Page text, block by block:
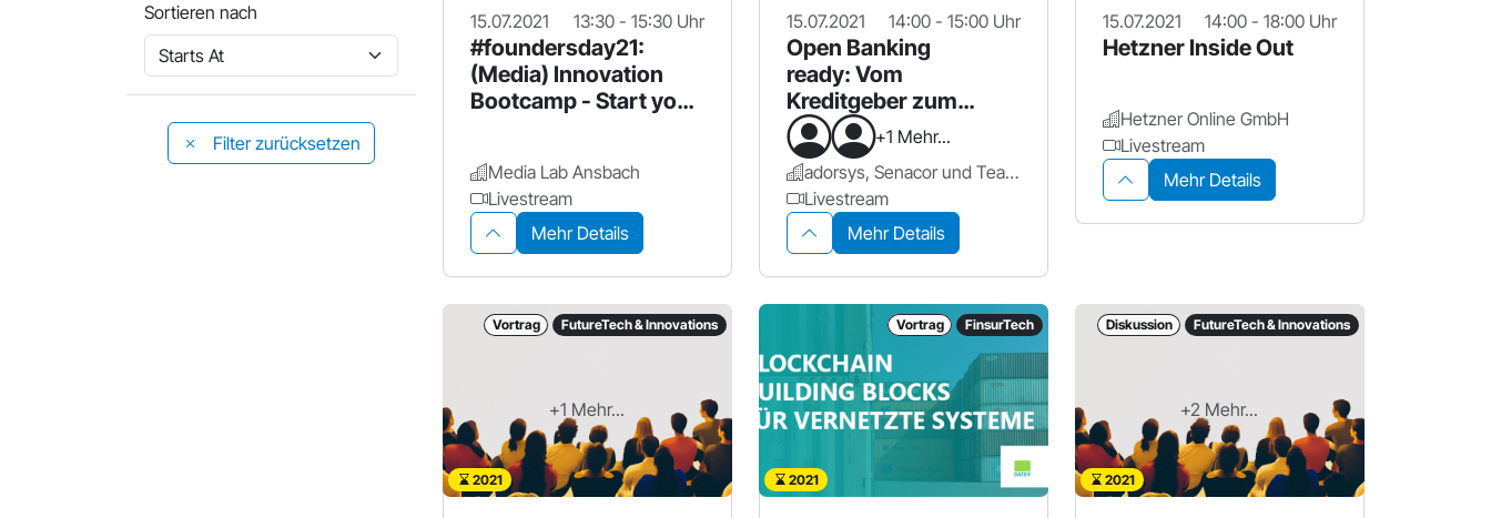
Sortieren nach
Filter zurücksetzen
15.07.2021 13:30 - 15:30 Uhr
#foundersday21:
(Media) Innovation
Bootcamp - Start your
Media Lab Ansbach
Livestream
Mehr Details
15.07.2021 14:00 - 15:00 Uhr
Open Banking
ready: Vom
Kreditgeber zum
Liquiditätsbegleiter
+1 Mehr...
adorsys, Senacor und TeamBank
Livestream
Mehr Details
15.07.2021 14:00 - 18:00 Uhr
Hetzner Inside Out
Hetzner Online GmbH
Livestream
Mehr Details
+1 Mehr...
Vortrag FutureTech & Innovations
2021
Vortrag FinsurTech
2021
+2 Mehr...
Diskussion FutureTech & Innovations
2021